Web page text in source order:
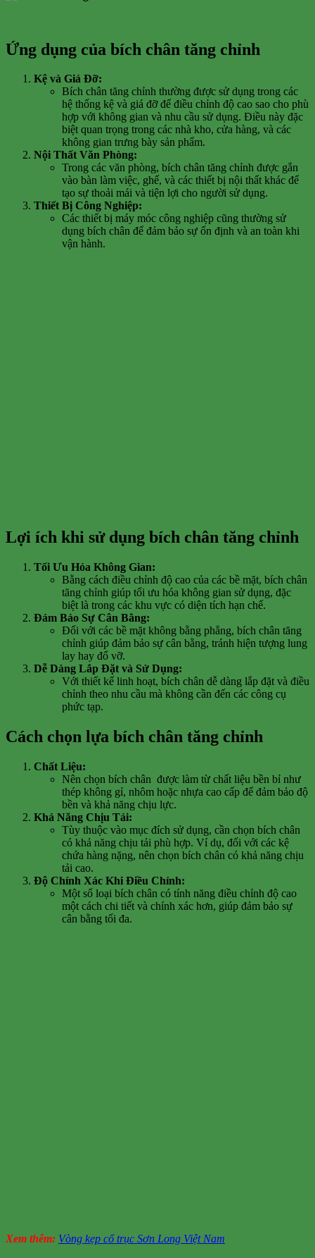
Ứng dụng của bích chân tăng chỉnh
Kệ và Giá Đỡ:
Bích chân tăng chỉnh thường được sử dụng trong các
hệ thống kệ và giá đỡ để điều chỉnh độ cao sao cho phù
hợp với không gian và nhu cầu sử dụng. Điều này đặc
biệt quan trọng trong các nhà kho, cửa hàng, và các
không gian trưng bày sản phẩm.
Nội Thất Văn Phòng:
Trong các văn phòng, bích chân tăng chỉnh được gắn
vào bàn làm việc, ghế, và các thiết bị nội thất khác để
tạo sự thoải mái và tiện lợi cho người sử dụng.
Thiết Bị Công Nghiệp:
Các thiết bị máy móc công nghiệp cũng thường sử
dụng bích chân để đảm bảo sự ổn định và an toàn khi
vận hành.
Lợi ích khi sử dụng bích chân tăng chỉnh
Tối Ưu Hóa Không Gian:
Bằng cách điều chỉnh độ cao của các bề mặt, bích chân
tăng chỉnh giúp tối ưu hóa không gian sử dụng, đặc
biệt là trong các khu vực có diện tích hạn chế.
Đảm Bảo Sự Cân Bằng:
Đối với các bề mặt không bằng phẳng, bích chân tăng
chỉnh giúp đảm bảo sự cân bằng, tránh hiện tượng lung
lay hay đổ vỡ.
Dễ Dàng Lắp Đặt và Sử Dụng:
Với thiết kế linh hoạt, bích chân dễ dàng lắp đặt và điều
chỉnh theo nhu cầu mà không cần đến các công cụ
phức tạp.
Cách chọn lựa bích chân tăng chỉnh
Chất Liệu:
Nên chọn bích chân được làm từ chất liệu bền bỉ như
thép không gỉ, nhôm hoặc nhựa cao cấp để đảm bảo độ
bền và khả năng chịu lực.
Khả Năng Chịu Tải:
Tùy thuộc vào mục đích sử dụng, cần chọn bích chân
có khả năng chịu tải phù hợp. Ví dụ, đối với các kệ
chứa hàng nặng, nên chọn bích chân có khả năng chịu
tải cao.
Độ Chính Xác Khi Điều Chỉnh:
Một số loại bích chân có tính năng điều chỉnh độ cao
một cách chi tiết và chính xác hơn, giúp đảm bảo sự
cân bằng tối đa.
Xem thêm: Vòng kẹp cổ trục Sơn Long Việt Nam